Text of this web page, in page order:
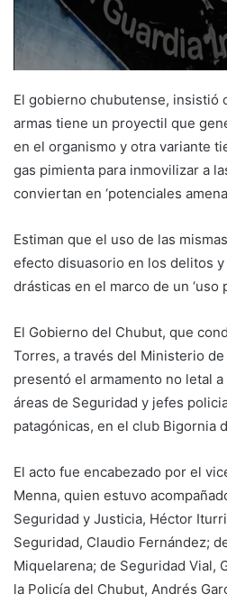
El gobierno chubutense, insistió
armas tiene un proyectil que
en el organismo y otra variante
gas pimienta para inmovilizar a
conviertan en ‘potenciales
Estiman que el uso de las
efecto disuasorio en los delitos
drásticas en el marco de un ‘uso
El Gobierno del Chubut, que
Torres, a través del Ministerio
presentó el armamento no letal
áreas de Seguridad y jefes
patagónicas, en el club Bigornia
El acto fue encabezado por el
Menna, quien estuvo
Seguridad y Justicia, Héctor
Seguridad, Claudio Fernández;
Miquelarena; de Seguridad Vial,
la Policía del Chubut, Andrés